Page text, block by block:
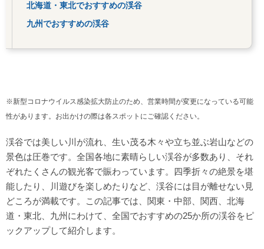
北海道・東北でおすすめの渓谷
九州でおすすめの渓谷
※新型コロナウイルス感染拡大防止のため、営業時間が変更になっている可能
性があります。お出かけの際は各スポットにご確認ください。
渓谷では美しい川が流れ、生い茂る木々や立ち並ぶ岩山などの
景色は圧巻です。全国各地に素晴らしい渓谷が多数あり、それ
ぞれたくさんの観光客で賑わっています。四季折々の絶景を堪
能したり、川遊びを楽しめたりなど、渓谷には目が離せない見
どころが満載です。この記事では、関東・中部、関西、北海
道・東北、九州にわけて、全国でおすすめの25か所の渓谷をピ
ックアップして紹介します。